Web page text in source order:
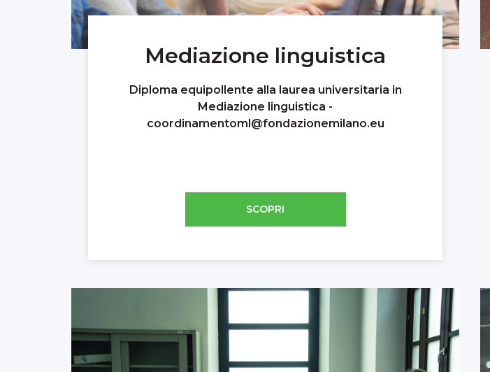
Mediazione linguistica
Diploma equipollente alla laurea universitaria in
Mediazione linguistica -
coordinamentoml@fondazionemilano.eu
SCOPRI